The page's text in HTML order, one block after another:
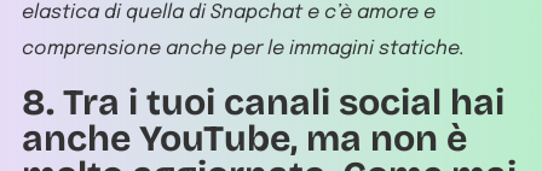
elastica di quella di Snapchat e c’è amore e
comprensione anche per le immagini statiche.
8. Tra i tuoi canali social hai
anche YouTube, ma non è